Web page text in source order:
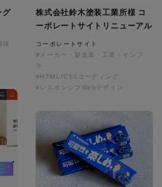
グ
境
株式会社鈴木塗装工業所様 コ
ーポレートサイトリニューアル
コーポレートサイト
#メーカー・製造業・工業・インフ
ラ
#HTML/CSSコーディング
#レスポンシブWebデザイン